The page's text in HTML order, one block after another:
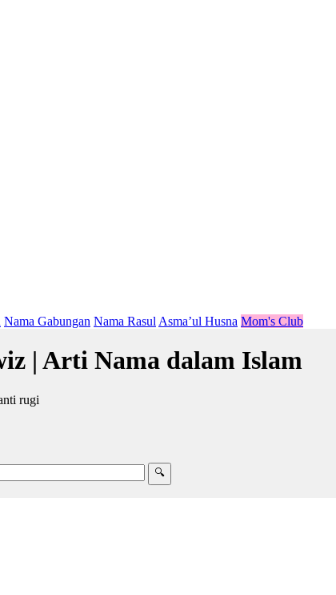
Nama Gabungan Nama Rasul Asma’ul Husna Mom's Club
| Arti Nama dalam Islam
rugi